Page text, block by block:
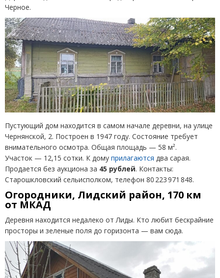
Черное.
Пустующий дом находится в самом начале деревни, на улице
Чернянской, 2. Построен в 1947 году. Состояние требует
внимательного осмотра. Общая площадь — 58 м².
Участок — 12,15 сотки. К дому прилагаются два сарая.
Продается без аукциона за 45 рублей. Контакты:
Старошкловский сельисполком, телефон 80 223 971 848.
Огородники, Лидский район, 170 км
от МКАД
Деревня находится недалеко от Лиды. Кто любит бескрайние
просторы и зеленые поля до горизонта — вам сюда.